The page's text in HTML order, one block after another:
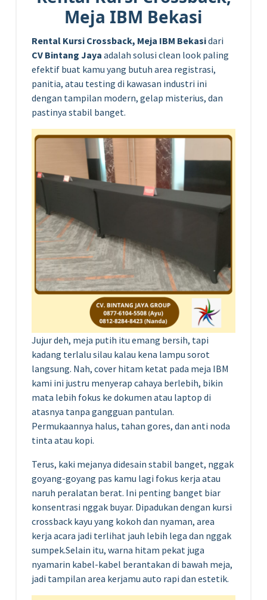
Meja IBM Bekasi
Rental Kursi Crossback, Meja IBM Bekasidari
CV Bintang Jaya adalah solusi clean look paling
efektif buat kamu yang butuh area registrasi,
panitia, atau testing di kawasan industri ini
dengan tampilan modern, gelap misterius, dan
pastinya stabil banget.
Jujur deh, meja putih itu emang bersih, tapi
kadang terlalu silau kalau kena lampu sorot
langsung. Nah, cover hitam ketat pada meja IBM
kami ini justru menyerap cahaya berlebih, bikin
mata lebih fokus ke dokumen atau laptop di
atasnya tanpa gangguan pantulan.
Permukaannya halus, tahan gores, dan anti noda
tinta atau kopi.
Terus, kaki mejanya didesain stabil banget, nggak
goyang-goyang pas kamu lagi fokus kerja atau
naruh peralatan berat. Ini penting banget biar
konsentrasi nggak buyar. Dipadukan dengan kursi
crossback kayu yang kokoh dan nyaman, area
kerja acara jadi terlihat jauh lebih lega dan nggak
sumpek.Selain itu, warna hitam pekat juga
nyamarin kabel-kabel berantakan di bawah meja,
jadi tampilan area kerjamu auto rapi dan estetik.